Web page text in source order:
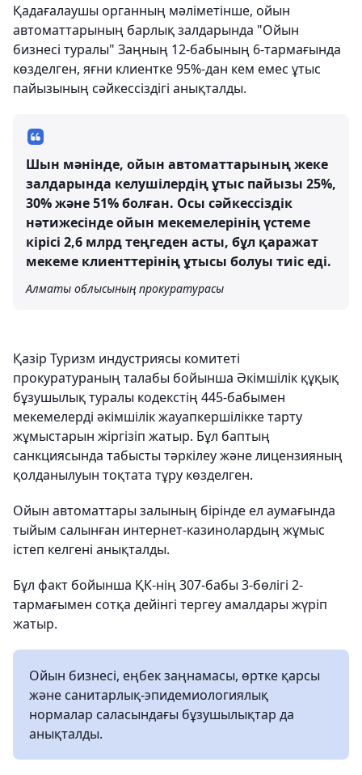
Қадағалаушы органның мәліметінше, ойын
автоматтарының барлық залдарында "Ойын
бизнесі туралы" Заңның 12-бабының 6-тармағында
көзделген, яғни клиентке 95%-дан кем емес ұтыс
пайызының сәйкессіздігі анықталды.
Шын мәнінде, ойын автоматтарының жеке
залдарында келушілердің ұтыс пайызы 25%,
30% және 51% болған. Осы сәйкессіздік
нәтижесінде ойын мекемелерінің үстеме
кірісі 2,6 млрд теңгеден асты, бұл қаражат
мекеме клиенттерінің ұтысы болуы тиіс еді.
Алматы облысының прокуратурасы
Қазір Туризм индустриясы комитеті
прокуратураның талабы бойынша Әкімшілік құқық
бұзушылық туралы кодекстің 445-бабымен
мекемелерді әкімшілік жауапкершілікке тарту
жұмыстарын жіргізіп жатыр. Бұл баптың
санкциясында табысты тәркілеу және лицензияның
қолданылуын тоқтата тұру көзделген.
Ойын автоматтары залының бірінде ел аумағында
тыйым салынған интернет-казинолардың жұмыс
істеп келгені анықталды.
Бұл факт бойынша ҚК-нің 307-бабы 3-бөлігі 2-
тармағымен сотқа дейінгі тергеу амалдары жүріп
жатыр.
Ойын бизнесі, еңбек заңнамасы, өртке қарсы
және санитарлық-эпидемиологиялық
нормалар саласындағы бұзушылықтар да
анықталды.